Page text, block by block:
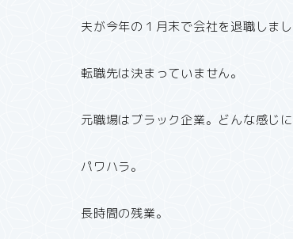
夫が今年の１月末で会社を退職しまし
転職先は決まっていません。
元職場はブラック企業。どんな感じ
パワハラ。
長時間の残業。